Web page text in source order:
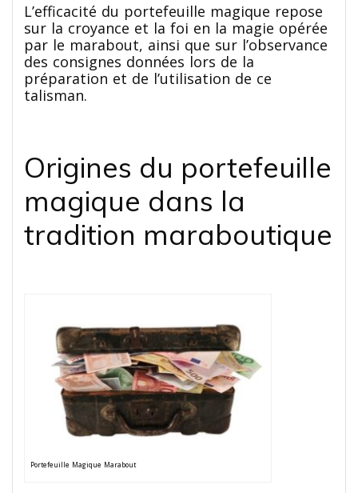
L’efficacité du portefeuille magique repose
sur la croyance et la foi en la magie opérée
par le marabout, ainsi que sur l’observance
des consignes données lors de la
préparation et de l’utilisation de ce
talisman.
Origines du portefeuille
magique dans la
tradition maraboutique
Portefeuille Magique Marabout